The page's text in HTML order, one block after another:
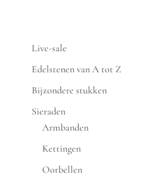
Live-sale
Edelstenen van A tot Z
Bijzondere stukken
Sieraden
Armbanden
Kettingen
Oorbellen